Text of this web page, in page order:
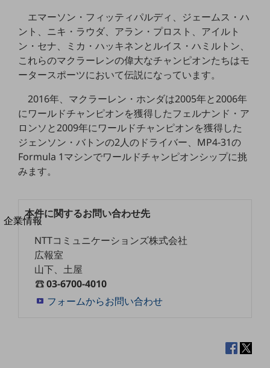
その他の業界はこちら
ゲーム感覚で見つける
ビジネスお悩み診断
NTTドコモビジネス
オンラインショップ
相談・申し込みができるバーチャルショップ
法人向けモバイルトップ
はじめての方へ
サービス・商品を探す
新規会員登録/ログインはこちら
100回線以上のお問い合わせ・お見積りはこちら
別ウィンドウで開きます
企業情報
企業情報TOP
会社案内
会社案内TOP
エマーソン・フィッティパルディ、ジェームス・ハ
ント、ニキ・ラウダ、アラン・プロスト、アイルト
ン・セナ、ミカ・ハッキネンとルイス・ハミルトン、
これらのマクラーレンの偉大なチャンピオンたちはモ
ータースポーツにおいて伝説になっています。
2016年、マクラーレン・ホンダは2005年と2006年
にワールドチャンピオンを獲得したフェルナンド・ア
ロンソと2009年にワールドチャンピオンを獲得した
ジェンソン・バトンの2人のドライバー、MP4-31の
Formula 1マシンでワールドチャンピオンシップに挑
みます。
本件に関するお問い合わせ先
NTTコミュニケーションズ株式会社
広報室
山下、土屋
03-6700-4010
フォームからお問い合わせ